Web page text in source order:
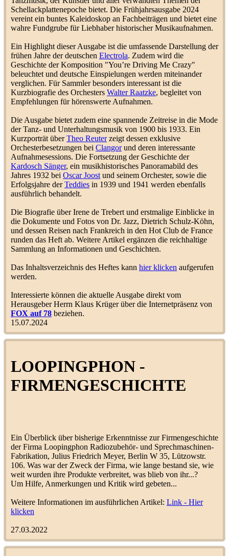
Amag-Novophon, Allgemeine
Maschinen- und
Apparatebau-Gesellschaft
(Trichtergeräte)
Grammomax
Baltiphon Tischgrammophon
(Tischgeräte)
Grammophon-Mini
Iwa Wanja (Vortragskünstler
und Couplet)
Musikmeister
Trombophon-Trichter, Carl
Below, Mammut-Werke,
Leipzig (1907-ca.1910)
(Diskussionskreis
Grammophonmodelle )
Grammomax
Electrola
Skizzen/Nachrichten
(Zeitschriften/Hausmitteilungen)
LoopingLoui
und Musiker)
Grünes Label mit Goldschrift
und gestricheltem Rand
(Anonyme Labels)
_-_-_
,,Schallplatte Grammophon“
Grammophon-Mini
Vox Nachrichten - Juli 1927
( Zeitschriften/Hausmitteilungen
LoopingLoui
Vox Nachrichten - Dezember
1927
LoopingLoui
Vox Nachrichten - September
1927
(Zeitschriften/Hausmitteilungen)
(Zeitschriften/Hausmitteilungen)
Vox Nachrichten -
Sonderausgabe Beethoven
März 1927
Zeitschriften/Hausmitteilungen)
LoopingLoui
(Zeitschriften/Hausmitteilungen)
LoopingLoui
3x Vox Musikinstrumente ca.
Die Stimme seines Herrn - Die
Schellackplattenepoche bietet. Die Frühjahrsausgabe 2024
vereint ein buntes Kaleidoskop an Fachbeiträgen und bietet eine
wahre Fundgrube für Liebhaber historischer Musikaufnahmen.
Ein Highlight dieser Ausgabe ist die umfassende Darstellung der
frühen Jahre der deutschen Electrola. Zudem wird die
Geschichte der Komposition "You’re Driving Me Crazy"
beleuchtet und deutsche Einspielungen werden miteinander
verglichen. Für Sammler besonders interessant ist die
Kurzbiografie des Orchesters Walter Raatzke, begleitet von
Empfehlungen für hörenswerte Aufnahmen.
Die Ausgabe bietet zudem eine spannende Zeitreise in die Mode
der Tanz- und Unterhaltungsmusik von 1900 bis 1933. Ein
Kurzporträt überTheo Reuterzeigt dessen exklusive
Orchesterbesetzungen bei Clangorund deren interessante
Aufnahmesessions. Die Fortsetzung der Geschichte der
Kardosch Sänger, ein musikhistorisches Panoramabild des
Jahres 1932 bei Oscar Joostund seinem Orchester, sowie die
Erfolgsjahre derTeddies in 1939 und 1941 werden ebenfalls
ausführlich behandelt.
Die Biografie über Irene de Trebert und erstmalige Einblicke in
die Dokumente und Fotos von Dr. Jazz, Dietrich Schulz-Köhn,
und dessen Reisen nach Frankreich in den Hot Club de France
runden das Heft ab. Weitere Artikel ergänzen die reichhaltige
Sammlung an Informationen und Geschichten.
Das Inhaltsverzeichnis des Heftes kann hier klicken aufgerufen
werden.
Interessierte können die aktuelle Ausgabe direkt vom
Herausgeber Herrn Klaus Krüger über die Internetpräsenz von
FOX auf 78 beziehen.
15.07.2024
LOOPINGPHON -
FIRMENGESCHICHTE
Ein Überblick über bisherige Erkenntnisse zur Firmengeschichte
der Firma Loopingphon Radiozubehör- und Sprechmaschinen-
Fabrikation, Julius Friedrich Meyer, Berlin W 35, Lützowstr.
106. Was war der Zweck der Firma, wie lange bestand sie, wie
weit wurden ihre Produkte verbreitet, was blieb von ihr...?
Um Hilfe, Anmerkungen und Kritik wird gebeten...
Weitere Informationen im ausführlichen Artikel: Link - Hier
klicken
27.03.2022